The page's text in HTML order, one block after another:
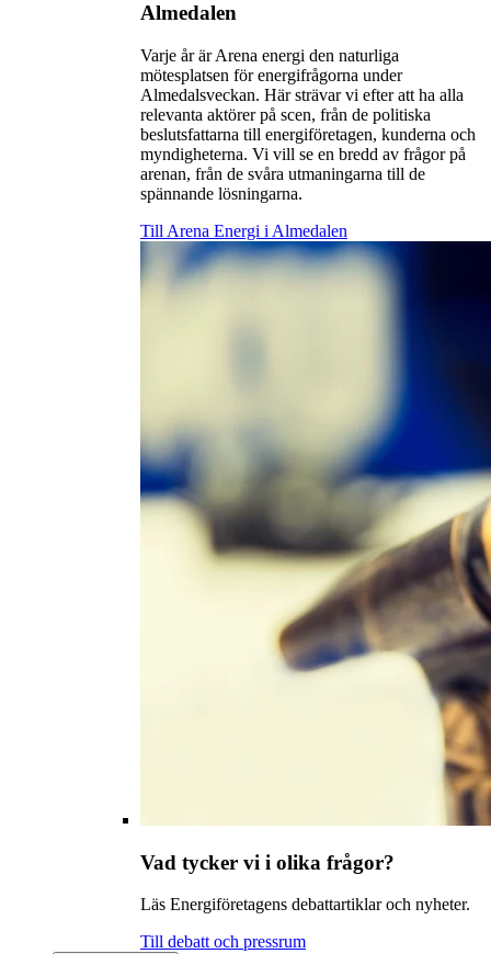
Almedalen
Varje år är Arena energi den naturliga
mötesplatsen för energifrågorna under
Almedalsveckan. Här strävar vi efter att ha alla
relevanta aktörer på scen, från de politiska
beslutsfattarna till energiföretagen, kunderna och
myndigheterna. Vi vill se en bredd av frågor på
arenan, från de svåra utmaningarna till de
spännande lösningarna.
Till Arena Energi i Almedalen
Vad tycker vi i olika frågor?
Läs Energiföretagens debattartiklar och nyheter.
Till debatt och pressrum